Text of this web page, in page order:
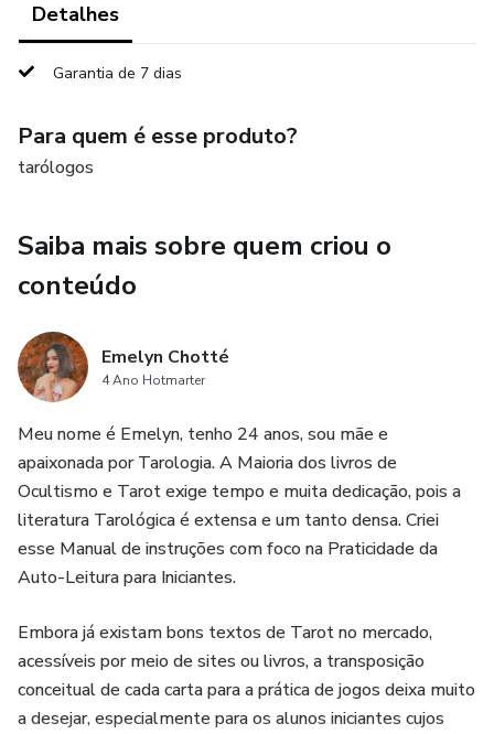
de Maria Padilha" oferece interpretações detalhadas,
Detalhes
Garantia de 7 dias
Para quem é esse produto?
tarólogos
Saiba mais sobre quem criou o
conteúdo
Emelyn Chotté
4 Ano Hotmarter
Meu nome é Emelyn, tenho 24 anos, sou mãe e
apaixonada por Tarologia. A Maioria dos livros de
Ocultismo e Tarot exige tempo e muita dedicação, pois a
literatura Tarológica é extensa e um tanto densa. Criei
esse Manual de instruções com foco na Praticidade da
Auto-Leitura para Iniciantes.
Embora já existam bons textos de Tarot no mercado,
acessíveis por meio de sites ou livros, a transposição
conceitual de cada carta para a prática de jogos deixa muito
a desejar, especialmente para os alunos iniciantes cujos